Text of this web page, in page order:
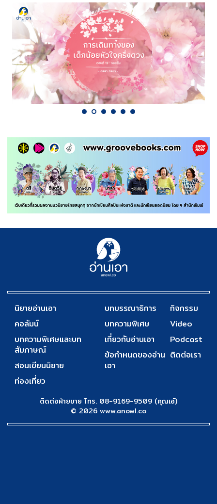
นิยายอ่านเอา
คอลัมน์
บทความพิเศษและบท
สัมภาษณ์
สอนเขียนนิยาย
ท่องเที่ยว
บทบรรณาธิการ
บทความพิเศษ
เกี่ยวกับอ่านเอา
ข้อกำหนดของอ่าน
เอา
กิจกรรม
Video
Podcast
ติดต่อเรา
ติดต่อฝ่ายขาย โทร. 08-9169-9509 (คุณเอ๋)
© 2026 www.anowl.co